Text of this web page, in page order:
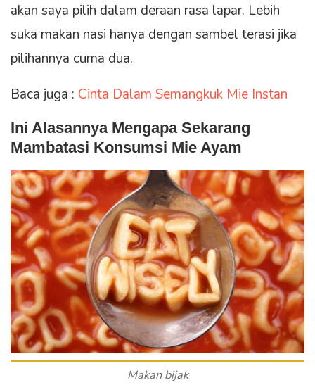
akan saya pilih dalam deraan rasa lapar. Lebih
suka makan nasi hanya dengan sambel terasi jika
pilihannya cuma dua.
Baca juga : Cinta Dalam Semangkuk Mie Instan
Ini Alasannya Mengapa Sekarang
Mambatasi Konsumsi Mie Ayam
Makan bijak